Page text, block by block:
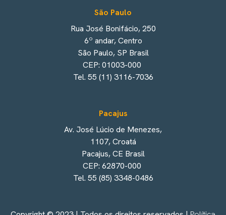
São Paulo
Rua José Bonifácio, 250
6º andar, Centro
São Paulo, SP Brasil
CEP: 01003-000
Tel. 55 (11) 3116-7036
Pacajus
Av. José Lúcio de Menezes,
1107, Croatá
Pacajus, CE Brasil
CEP: 62870-000
Tel. 55 (85) 3348-0486